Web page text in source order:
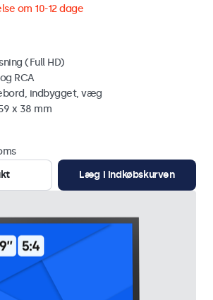
om 10-12 dage
(Full HD)
RCA
indbygget, væg
x 38 mm
Læg i indkøbskurven